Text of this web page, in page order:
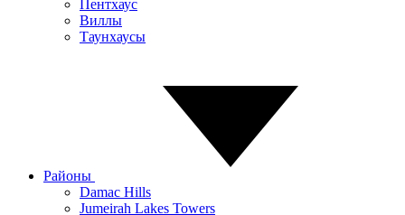
Пентхаус
Виллы
Таунхаусы
Районы
Damac Hills
Jumeirah Lakes Towers